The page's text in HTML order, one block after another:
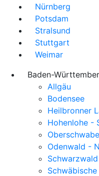
Nürnberg
Potsdam
Stralsund
Stuttgart
Weimar
Baden-
Allgäu
Bodensee
Heilbronner
Hohenlohe -
Odenwald -
Schwarzwald
Schwäbische